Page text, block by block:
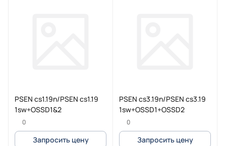
PSEN cs1.19n/PSEN cs1.19
1sw+OSSD1&2
0
Запросить цену
PSEN cs3.19n/PSEN cs3.19
1sw+OSSD1+OSSD2
0
Запросить цену